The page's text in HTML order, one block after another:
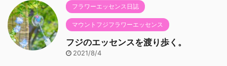
フラワーエッセンス日誌
マウントフジフラワーエッセンス
フジのエッセンスを渡り歩く。
2021/8/4